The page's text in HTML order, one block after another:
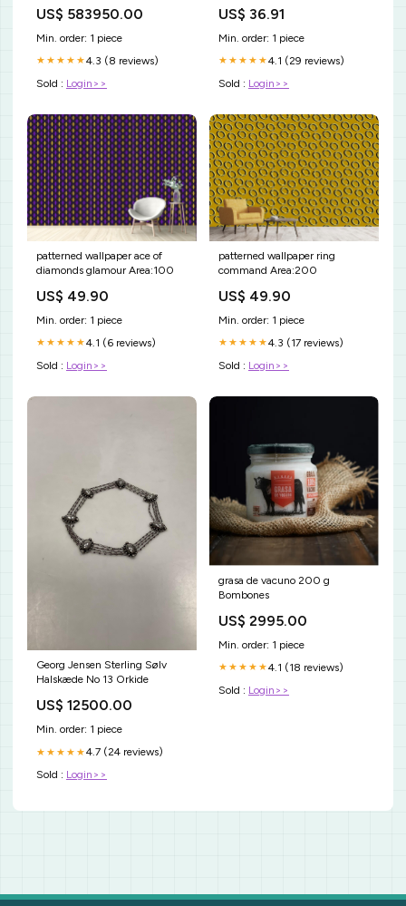
Rack
US$ 583950.00
Min. order: 1 piece
★★★★★4.3 (8 reviews)
Sold : Login>>
US$ 36.91
Min. order: 1 piece
★★★★★4.1 (29 reviews)
Sold : Login>>
patterned wallpaper ace of
diamonds glamour Area:100
US$ 49.90
Min. order: 1 piece
★★★★★4.1 (6 reviews)
Sold : Login>>
patterned wallpaper ring
command Area:200
US$ 49.90
Min. order: 1 piece
★★★★★4.3 (17 reviews)
Sold : Login>>
Georg Jensen Sterling Sølv
Halskæde No 13 Orkide
US$ 12500.00
Min. order: 1 piece
★★★★★4.7 (24 reviews)
Sold : Login>>
grasa de vacuno 200 g
Bombones
US$ 2995.00
Min. order: 1 piece
★★★★★4.1 (18 reviews)
Sold : Login>>